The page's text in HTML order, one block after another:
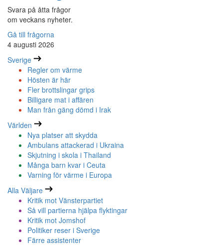
Svara på åtta frågor
om veckans nyheter.
Gå till frågorna
4 augusti 2026
Sverige
Regler om värme
Hösten är här
Fler brottslingar grips
Billigare mat i affären
Man från gäng dömd i Irak
Världen
Nya platser att skydda
Ambulans attackerad i Ukraina
Skjutning i skola i Thailand
Många barn kvar i Ceuta
Varning för värme i Europa
Alla Väljare
Kritik mot Vänsterpartiet
Så vill partierna hjälpa flyktingar
Kritik mot Jomshof
Politiker reser i Sverige
Färre assistenter